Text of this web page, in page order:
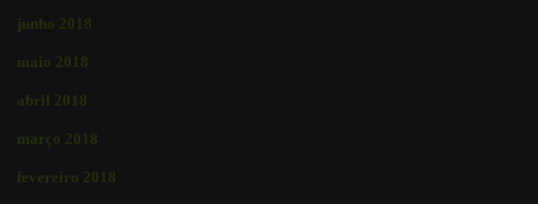
junho 2018
maio 2018
abril 2018
março 2018
fevereiro 2018